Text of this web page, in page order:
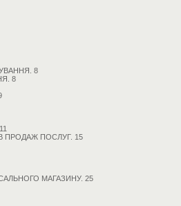
8
8
ПРОДАЖ ПОСЛУГ. 15
МАГАЗИНУ. 25